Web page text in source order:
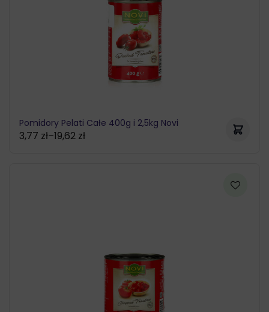
Pomidory Pelati Całe 400g i 2,5kg Novi
3,77 zł–19,62 zł
Zakres